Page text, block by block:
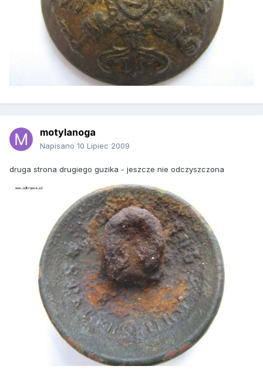
motylanoga
Napisano 10 Lipiec 2009
druga strona drugiego guzika - jeszcze nie odczyszczona